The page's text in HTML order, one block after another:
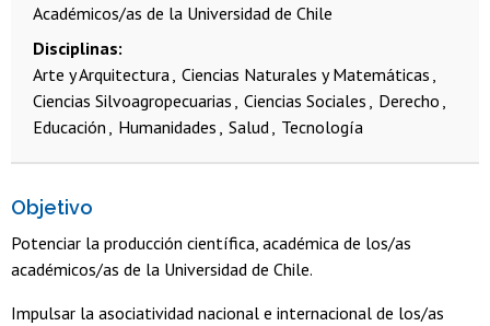
Académicos/as de la Universidad de Chile
Disciplinas
Arte y Arquitectura Ciencias Naturales y Matemáticas
Ciencias Silvoagropecuarias Ciencias Sociales
Derecho
Educación
Humanidades Salud Tecnología
Objetivo
Potenciar la producción científica, académica de los/as
académicos/as de la Universidad de Chile.
Impulsar la asociatividad nacional e internacional de los/as